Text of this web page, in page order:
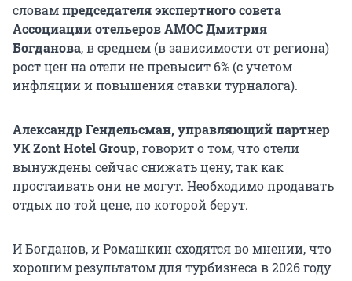
словампредседателя экспертного совета
Ассоциации отельеров АМОС Дмитрия
Богданова, в среднем (в зависимости от региона)
рост цен на отели не превысит 6% (с учетом
инфляции и повышения ставки турналога).
Александр Гендельсман, управляющий партнер
УК Zont Hotel Group,говорит о том, что отели
вынуждены сейчас снижать цену, так как
простаивать они не могут. Необходимо продавать
отдых по той цене, по которой берут.
И Богданов, и Ромашкин сходятся во мнении, что
хорошим результатом для турбизнеса в 2026 году